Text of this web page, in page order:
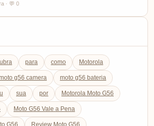
· 💬 0
para como Motorola
g56 camera moto g56 bateria
sua por Motorola Moto G56
Moto G56 Vale a Pena
G56 Review Moto G56